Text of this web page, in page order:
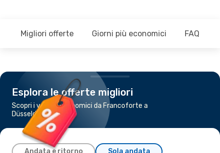
Migliori offerte Giorni più economici FAQ
Esplora le offerte migliori
Scopri i voli più economici da Francoforte a
Düsseldorf
Andata e ritorno Sola andata